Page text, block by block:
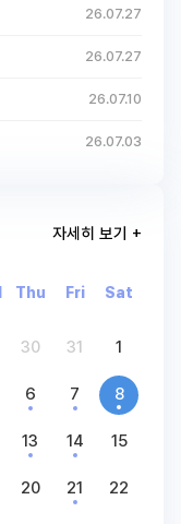
26.07.27
26.07.27
26.07.10
26.07.03
자세히 보기 +
Thu Fri Sat
30 31 1
6 7 8
13 14 15
20 21 22